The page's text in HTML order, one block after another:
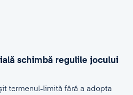
schimbă regulile jocului
termenul-limită fără a adopta